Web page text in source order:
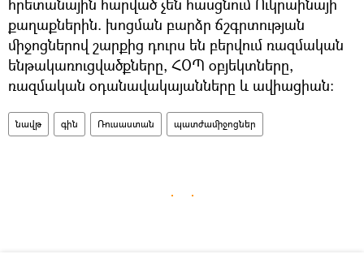
քաղաքներին. խոցման բարձր ճշգրտության
միջոցներով շարքից դուրս են բերվում ռազմական
ենթակառուցվածքները, ՀՕՊ օբյեկտները,
ռազմական օդանավակայանները և ավիացիան:
նավթ գին Ռուսաստան պատժամիջոցներ